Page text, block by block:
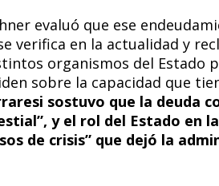
evaluó que ese
verifica en la actualidad y
organismos del Estado
sobre la capacidad que
sostuvo que la deuda
y el rol del Estado en
de crisis” que dejó la